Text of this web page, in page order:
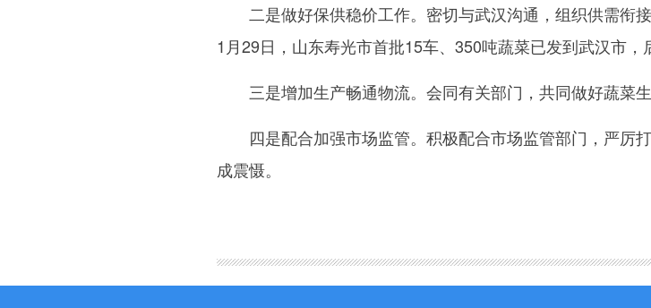
二是做好保供稳价工作。密切与武汉沟通，组织供需衔接
1月29日，山东寿光市首批15车、350吨蔬菜已发到武汉市，
三是增加生产畅通物流。会同有关部门，共同做好蔬菜生
四是配合加强市场监管。积极配合市场监管部门，严厉
成震慑。